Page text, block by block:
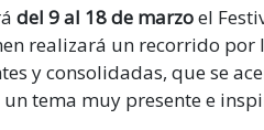
del 9 al 18 de marzoel
realizará un recorrido por
y consolidadas, que se
tema muy presente e